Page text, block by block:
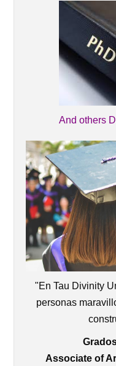
And others
"En Tau Divinity
personas
Associate of